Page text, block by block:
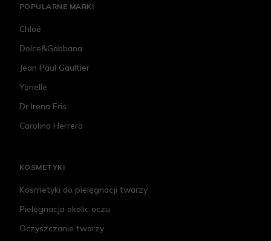
POPULARNE MARKI
Chloé
Dolce&Gabbana
Jean Paul Gaultier
Yonelle
Dr Irena Eris
Carolina Herrera
KOSMETYKI
Kosmetyki do pielęgnacji twarzy
Pielęgnacja okolic oczu
Oczyszczanie twarzy